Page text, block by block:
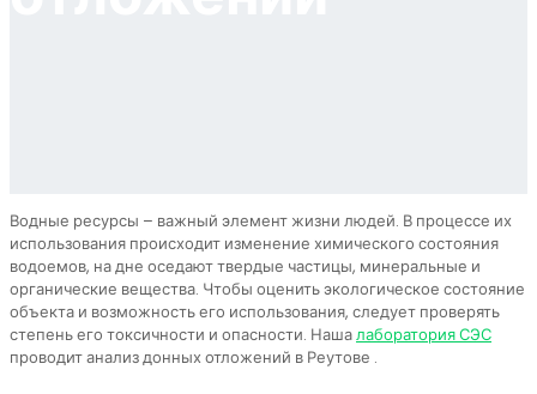
Водные ресурсы – важный элемент жизни людей. В процессе их
использования происходит изменение химического состояния
водоемов, на дне оседают твердые частицы, минеральные и
органические вещества. Чтобы оценить экологическое состояние
объекта и возможность его использования, следует проверять
степень его токсичности и опасности. Нашалаборатория СЭС
проводит анализ донных отложений в Реутове .